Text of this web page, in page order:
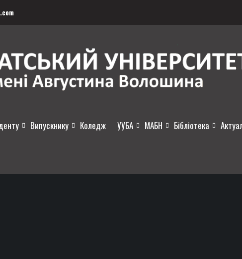
Випускнику Коледж УУБА МАБН Бібліотека